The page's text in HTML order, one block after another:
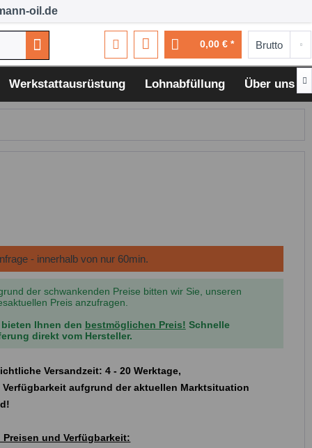
oil.de
0,00 € *
Werkstattausrüstung Lohnabfüllung Über uns 
der schwankenden Preise bitten wir Sie, unseren
Preis anzufragen.
bieten Ihnen den bestmöglichen Preis! Schnelle
direkt vom Hersteller.
Versandzeit: 4 - 20 Werktage,
Verfügbarkeit aufgrund der aktuellen Marktsituation
Preisen und Verfügbarkeit: